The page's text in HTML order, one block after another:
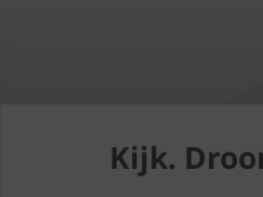
Kijk.